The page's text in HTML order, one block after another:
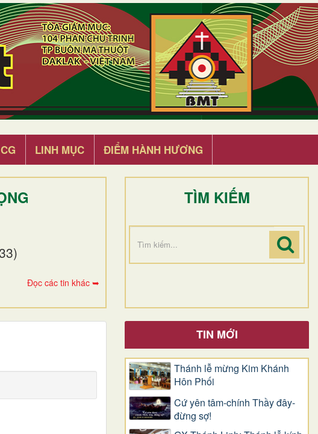
LINH MỤC ĐIỂM HÀNH HƯƠNG
Đọc các tin khác ➥
TÌM KIẾM
TIN MỚI
Thánh lễ mừng Kim Khánh
Hôn Phối
Cứ yên tâm-chính Thầy đây-
đừng sợ!